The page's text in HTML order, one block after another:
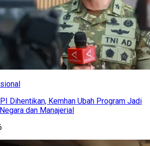
Dihentikan, Kemhan Ubah Program Jadi
dan Manajerial